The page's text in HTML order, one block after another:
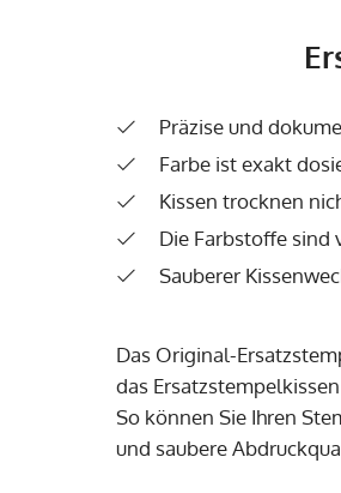
Präzise und
Farbe ist exakt
Kissen trocknen
Die Farbstoffe
Sauberer
Das Original-
das
So können Sie Ihren
und saubere